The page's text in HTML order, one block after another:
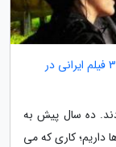
100 فیلم برتر دهه ی گذشته به انتخاب ایندی وایر؛ 3 فیلم ایرانی در
ده سال پیش به
داریم؛ کاری که می